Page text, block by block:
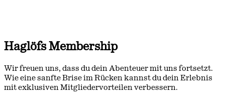
Haglöfs Membership
Wir freuen uns, dass du dein Abenteuer mit uns fortsetzt.
Wie eine sanfte Brise im Rücken kannst du dein Erlebnis
mit exklusiven Mitgliedervorteilen verbessern.